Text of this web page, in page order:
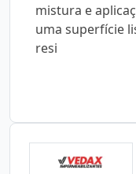
mistura e
uma superfície
resi